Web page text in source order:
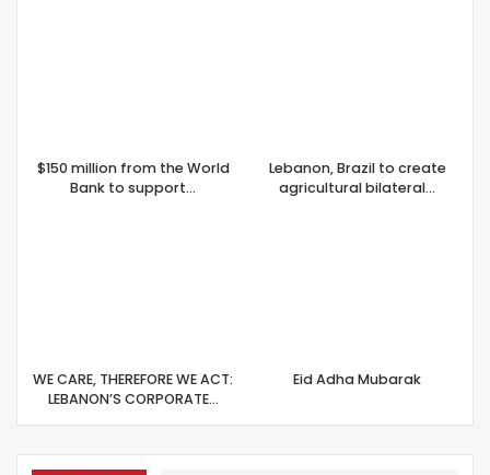
$150 million from the World
Bank to support…
WE CARE, THEREFORE WE ACT:
LEBANON’S CORPORATE…
Lebanon, Brazil to create
agricultural bilateral…
Eid Adha Mubarak